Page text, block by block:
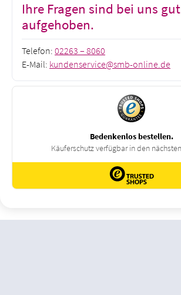
Ihre Fragen sind bei uns gut
aufgehoben.
Telefon: 02263 – 8060
E-Mail: kundenservice@smb-online.de